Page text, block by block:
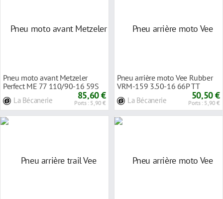
Pneu moto avant Metzeler
Perfect ME 77 110/90-16 59S
La Bécanerie 85,60 €
Ports : 5,90 €
Pneu arrière moto Vee Rubber
VRM-159 3.50-16 66P TT
La Bécanerie 50,50 €
Ports : 5,90 €